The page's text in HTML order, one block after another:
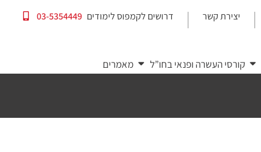
03-5354449 דרושים לקמפוס לימודים יצירת קשר
קורסי העשרה ופנאי בחו”ל מאמרים